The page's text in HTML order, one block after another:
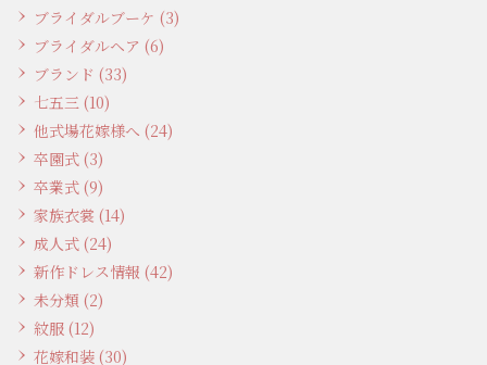
ブライダルブーケ (3)
ブライダルヘア (6)
ブランド (33)
七五三 (10)
他式場花嫁様へ (24)
卒園式 (3)
卒業式 (9)
家族衣裳 (14)
成人式 (24)
新作ドレス情報 (42)
未分類 (2)
紋服 (12)
花嫁和装 (30)